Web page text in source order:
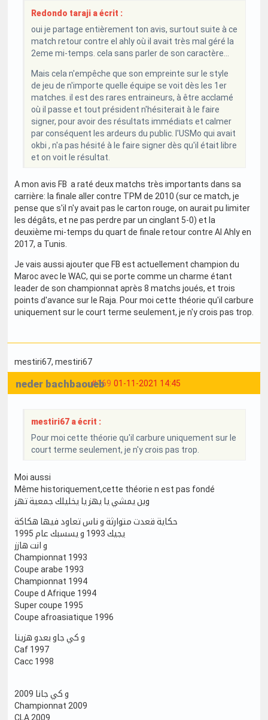
Redondo taraji a écrit :
oui je partage entièrement ton avis, surtout suite à ce
match retour contre el ahly où il avait très mal géré la
2eme mi-temps. cela sans parler de son caractère...
Mais cela n'empêche que son empreinte sur le style
de jeu de n'importe quelle équipe se voit dès les 1er
matches. il est des rares entraineurs, à être acclamé
où il passe et tout président n'hésiterait à le faire
signer, pour avoir des résultats immédiats et calmer
par conséquent les ardeurs du public. l'USMo qui avait
okbi , n'a pas hésité à le faire signer dès qu'il était libre
et on voit le résultat.
A mon avis FB a raté deux matchs très importants dans sa
carrière: la finale aller contre TPM de 2010 (sur ce match, je
pense que s'il n'y avait pas le carton rouge, on aurait pu limiter
les dégâts, et ne pas perdre par un cinglant 5-0) et la
deuxième mi-temps du quart de finale retour contre Al Ahly en
2017, a Tunis.
Je vais aussi ajouter que FB est actuellement champion du
Maroc avec le WAC, qui se porte comme un charme étant
leader de son championnat après 8 matchs joués, et trois
points d'avance sur le Raja. Pour moi cette théorie qu'il carbure
uniquement sur le court terme seulement, je n'y crois pas trop.
mestiri67, mestiri67
#169 01-11-2021 14:45
neder bachbaoueb
mestiri67 a écrit :
Pour moi cette théorie qu'il carbure uniquement sur le
court terme seulement, je n'y crois pas trop.
Moi aussi
Même historiquement,cette théorie n est pas fondé
وين يمشي يا يهز يا يخليلك جمعية تهز
حكاية قعدت متوارثة و ناس تعاود فيها هكاكة
يجيك 1993 و يسسبك عام 1995
و انت هازز
Championnat 1993
Coupe arabe 1993
Championnat 1994
Coupe d Afrique 1994
Super coupe 1995
Coupe afroasiatique 1996
و كي جاو بعدو هزينا
Caf 1997
Cacc 1998
و كي جانا 2009
Championnat 2009
CLA 2009